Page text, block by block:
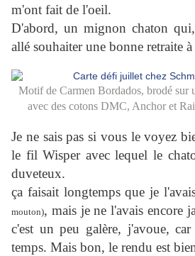
m'ont fait de l'oeil.
D'abord, un mignon chaton
allé souhaiter une bonne retraite
Motif de Carmen Bordados, brodé sur
avec des cotons DMC, Anchor et
Je ne sais pas si vous le voyez
le fil Wisper avec lequel le
duveteux.
ça faisait longtemps que je
mouton), mais je ne l'avais encore
c'est un peu galère, j'avoue,
temps. Mais bon, le rendu est